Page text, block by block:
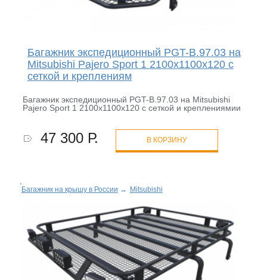
Багажник экспедиционный PGT-B.97.03 на
Mitsubishi Pajero Sport 1 2100х1100х120 с
сеткой и креплениям
Багажник экспедиционный PGT-B.97.03 на Mitsubishi
Pajero Sport 1 2100х1100х120 с сеткой и креплениямии
47 300 Р. В КОРЗИНУ
Багажник на крышу в России → Mitsubishi